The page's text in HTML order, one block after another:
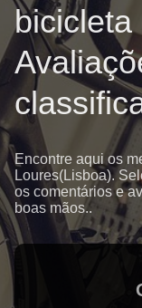
bicicleta
Encontre aqui os
Loures(Lisboa).
os comentários e
boas mãos..